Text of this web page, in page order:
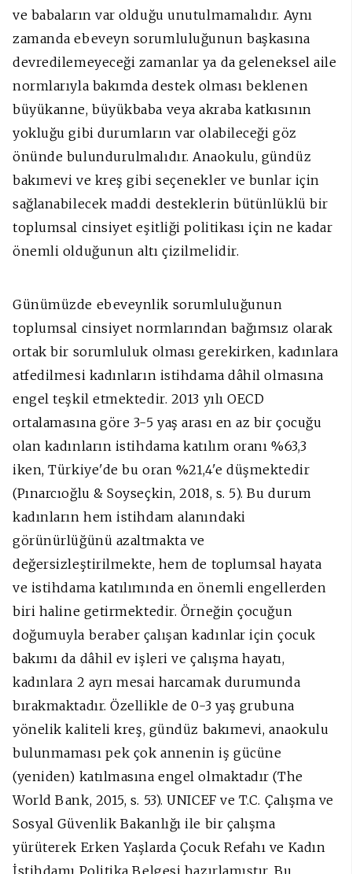
ve babaların var olduğu unutulmamalıdır. Aynı
zamanda ebeveyn sorumluluğunun başkasına
devredilemeyeceği zamanlar ya da geleneksel aile
normlarıyla bakımda destek olması beklenen
büyükanne, büyükbaba veya akraba katkısının
yokluğu gibi durumların var olabileceği göz
önünde bulundurulmalıdır. Anaokulu, gündüz
bakımevi ve kreş gibi seçenekler ve bunlar için
sağlanabilecek maddi desteklerin bütünlüklü bir
toplumsal cinsiyet eşitliği politikası için ne kadar
önemli olduğunun altı çizilmelidir.
Günümüzde ebeveynlik sorumluluğunun
toplumsal cinsiyet normlarından bağımsız olarak
ortak bir sorumluluk olması gerekirken, kadınlara
atfedilmesi kadınların istihdama dâhil olmasına
engel teşkil etmektedir. 2013 yılı OECD
ortalamasına göre 3-5 yaş arası en az bir çocuğu
olan kadınların istihdama katılım oranı %63,3
iken, Türkiye'de bu oran %21,4'e düşmektedir
(Pınarcıoğlu & Soyseçkin, 2018, s. 5). Bu durum
kadınların hem istihdam alanındaki
görünürlüğünü azaltmakta ve
değersizleştirilmekte, hem de toplumsal hayata
ve istihdama katılımında en önemli engellerden
biri haline getirmektedir. Örneğin çocuğun
doğumuyla beraber çalışan kadınlar için çocuk
bakımı da dâhil ev işleri ve çalışma hayatı,
kadınlara 2 ayrı mesai harcamak durumunda
bırakmaktadır. Özellikle de 0-3 yaş grubuna
yönelik kaliteli kreş, gündüz bakımevi, anaokulu
bulunmaması pek çok annenin iş gücüne
(yeniden) katılmasına engel olmaktadır (The
World Bank, 2015, s. 53). UNICEF ve T.C. Çalışma ve
Sosyal Güvenlik Bakanlığı ile bir çalışma
yürüterek Erken Yaşlarda Çocuk Refahı ve Kadın